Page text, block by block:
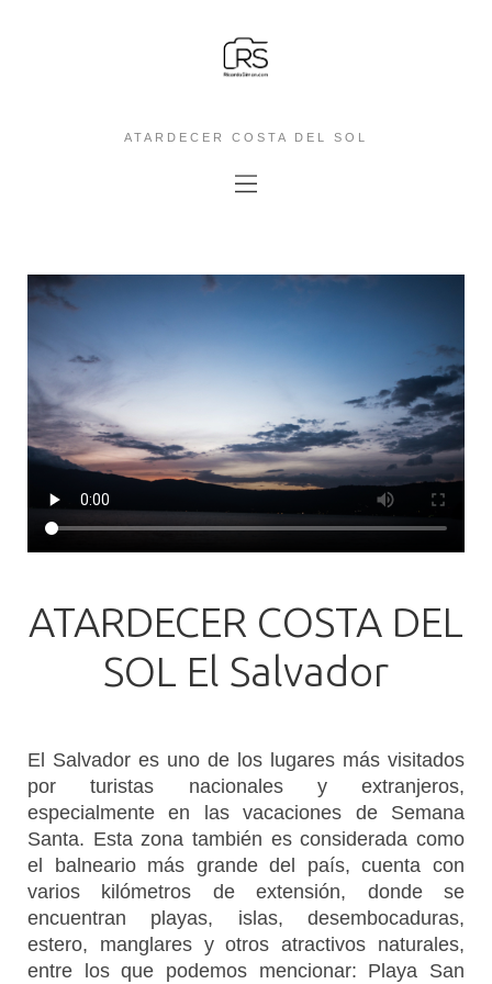
ATARDECER COSTA DEL SOL
ATARDECER COSTA DEL
SOL El Salvador
El Salvador es uno de los lugares más visitados
por turistas nacionales y extranjeros,
especialmente en las vacaciones de Semana
Santa. Esta zona también es considerada como
el balneario más grande del país, cuenta con
varios kilómetros de extensión, donde se
encuentran playas, islas, desembocaduras,
estero, manglares y otros atractivos naturales,
entre los que podemos mencionar: Playa San